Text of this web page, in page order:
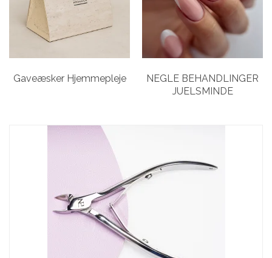
Gaveæsker Hjemmepleje
NEGLE BEHANDLINGER
JUELSMINDE